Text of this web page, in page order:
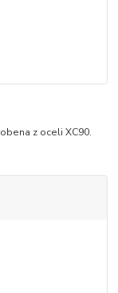
z oceli XC90.